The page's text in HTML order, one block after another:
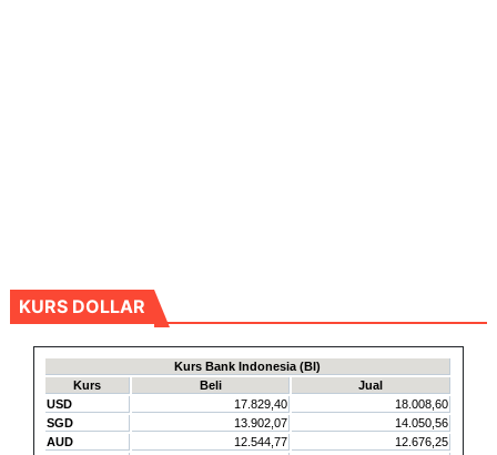
KURS DOLLAR